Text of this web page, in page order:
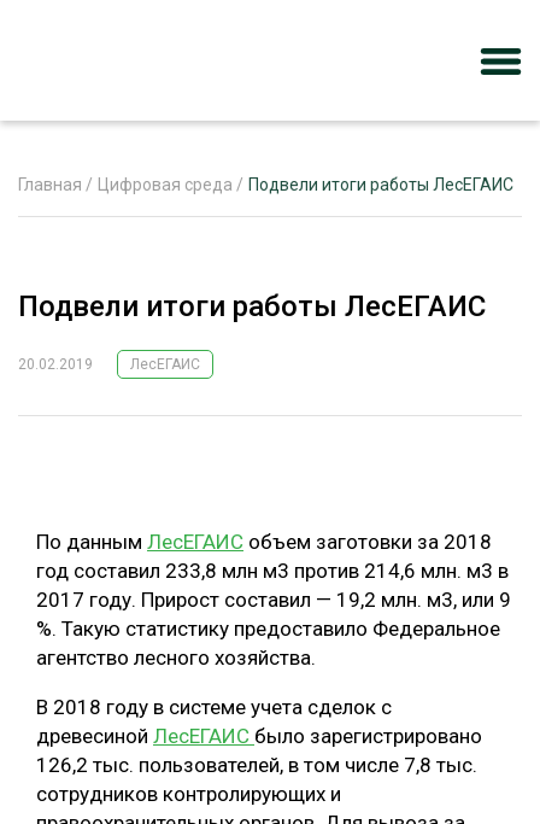
О ПРОЕКТЕ
РЕКЛАМОДАТЕЛЯМ
ОБРАБОТКА ДРЕВЕСИНЫ
ЦИФРОВАЯ СРЕДА
БИОЭНЕРГЕТИКА
ЛЕСОВОССТАНОВЛЕНИЕ И ЗАЩИТА
ЛОГИСТИКА
ПРОИЗВОДСТВО ДРЕВЕСНЫХ ПЛИТ
РУБРИКИ
ТЕМАТИЧЕСКИЕ ПРОЕКТЫ
ПОДБОРКИ СТАТЕЙ
Главная / Цифровая среда / Подвели итоги работы ЛесЕГАИС
Подвели итоги работы ЛесЕГАИС
20.02.2019 ЛесЕГАИС
По данным ЛесЕГАИС объем заготовки за 2018
год составил 233,8 млн м3 против 214,6 млн. м3 в
2017 году. Прирост составил — 19,2 млн. м3, или 9
%. Такую статистику предоставило Федеральное
агентство лесного хозяйства.
В 2018 году в системе учета сделок с
древесиной ЛесЕГАИС было зарегистрировано
126,2 тыс. пользователей, в том числе 7,8 тыс.
сотрудников контролирующих и